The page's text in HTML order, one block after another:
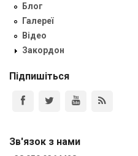
Блог
Галереї
Відео
Закордон
Підпишіться
Зв'язок з нами